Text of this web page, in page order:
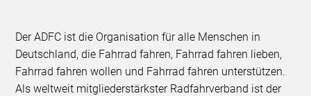
Der ADFC ist die Organisation für alle Menschen in
Deutschland, die Fahrrad fahren, Fahrrad fahren lieben,
Fahrrad fahren wollen und Fahrrad fahren unterstützen.
Als weltweit mitgliederstärkster Radfahrverband ist der